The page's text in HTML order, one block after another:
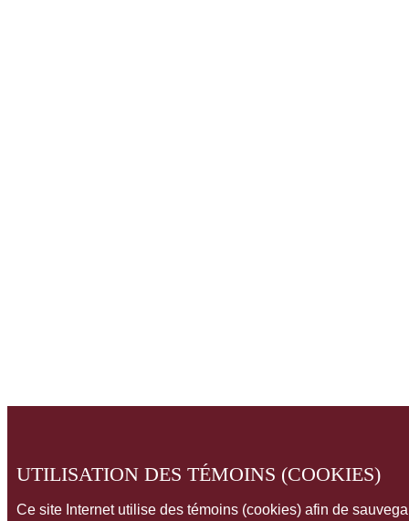
UTILISATION DES TÉMOINS (COOKIES)
Ce site Internet utilise des témoins (cookies) afin de